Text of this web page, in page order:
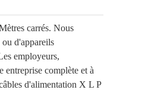
carrés. Nous
ou d'appareils
employeurs,
entreprise complète et à
d'alimentation X L P